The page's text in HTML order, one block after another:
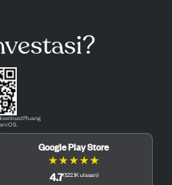
Pluang
iOS.
Google Play Store
★★★★★
4.7(122.1Kulasan)